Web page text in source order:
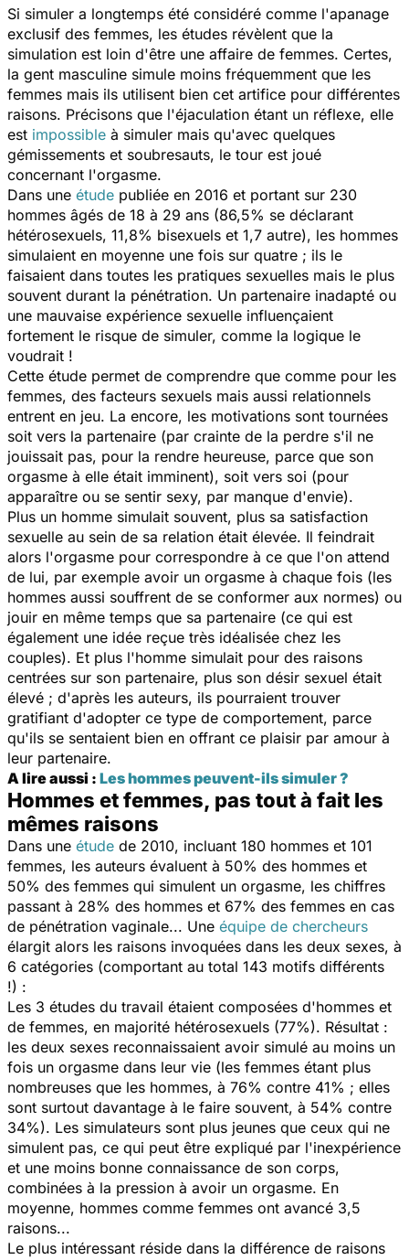
Si simuler a longtemps été considéré comme l'apanage
exclusif des femmes, les études révèlent que la
simulation est loin d'être une affaire de femmes. Certes,
la gent masculine simule moins fréquemment que les
femmes mais ils utilisent bien cet artifice pour différentes
raisons. Précisons que l'éjaculation étant un réflexe, elle
est impossible à simuler mais qu'avec quelques
gémissements et soubresauts, le tour est joué
concernant l'orgasme.
Dans une étude publiée en 2016 et portant sur 230
hommes âgés de 18 à 29 ans (86,5% se déclarant
hétérosexuels, 11,8% bisexuels et 1,7 autre), les hommes
simulaient en moyenne une fois sur quatre ; ils le
faisaient dans toutes les pratiques sexuelles mais le plus
souvent durant la pénétration. Un partenaire inadapté ou
une mauvaise expérience sexuelle influençaient
fortement le risque de simuler, comme la logique le
voudrait !
Cette étude permet de comprendre que comme pour les
femmes, des facteurs sexuels mais aussi relationnels
entrent en jeu. La encore, les motivations sont tournées
soit vers la partenaire (par crainte de la perdre s'il ne
jouissait pas, pour la rendre heureuse, parce que son
orgasme à elle était imminent), soit vers soi (pour
apparaître ou se sentir sexy, par manque d'envie).
Plus un homme simulait souvent, plus sa satisfaction
sexuelle au sein de sa relation était élevée. Il feindrait
alors l'orgasme pour correspondre à ce que l'on attend
de lui, par exemple avoir un orgasme à chaque fois (les
hommes aussi souffrent de se conformer aux normes) ou
jouir en même temps que sa partenaire (ce qui est
également une idée reçue très idéalisée chez les
couples). Et plus l'homme simulait pour des raisons
centrées sur son partenaire, plus son désir sexuel était
élevé ; d'après les auteurs, ils pourraient trouver
gratifiant d'adopter ce type de comportement, parce
qu'ils se sentaient bien en offrant ce plaisir par amour à
leur partenaire.
A lire aussi : Les hommes peuvent-ils simuler ?
Hommes et femmes, pas tout à fait les
mêmes raisons
Dans une étude de 2010, incluant 180 hommes et 101
femmes, les auteurs évaluent à 50% des hommes et
50% des femmes qui simulent un orgasme, les chiffres
passant à 28% des hommes et 67% des femmes en cas
de pénétration vaginale... Une équipe de chercheurs
élargit alors les raisons invoquées dans les deux sexes, à
6 catégories (comportant au total 143 motifs différents
!) :
Les 3 études du travail étaient composées d'hommes et
de femmes, en majorité hétérosexuels (77%). Résultat :
les deux sexes reconnaissaient avoir simulé au moins un
fois un orgasme dans leur vie (les femmes étant plus
nombreuses que les hommes, à 76% contre 41% ; elles
sont surtout davantage à le faire souvent, à 54% contre
34%). Les simulateurs sont plus jeunes que ceux qui ne
simulent pas, ce qui peut être expliqué par l'inexpérience
et une moins bonne connaissance de son corps,
combinées à la pression à avoir un orgasme. En
moyenne, hommes comme femmes ont avancé 3,5
raisons...
Le plus intéressant réside dans la différence de raisons